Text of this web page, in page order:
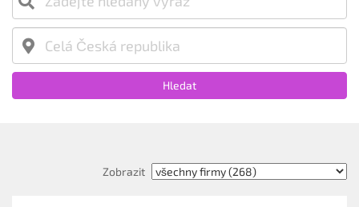
Hledat
Zobrazit